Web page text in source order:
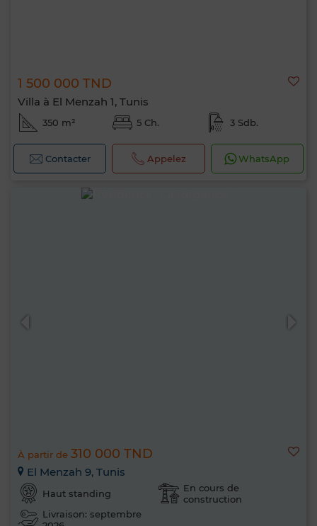
1 500 000 TND
Villa à El Menzah 1, Tunis
350 m² 5 Ch. 3 Sdb.
Contacter Appelez WhatsApp
À partir de 310 000 TND
El Menzah 9, Tunis
Haut standing
En cours de
construction
Livraison: septembre